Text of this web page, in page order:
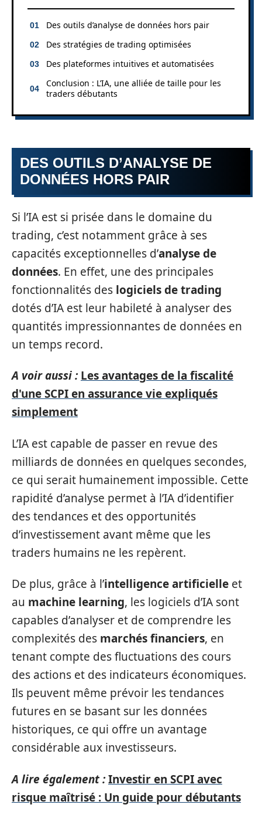
Des outils d’analyse de données hors pair
Des stratégies de trading optimisées
Des plateformes intuitives et automatisées
Conclusion : L’IA, une alliée de taille pour les
traders débutants
DES OUTILS D’ANALYSE DE
DONNÉES HORS PAIR
Si l’IA est si prisée dans le domaine du
trading, c’est notamment grâce à ses
capacités exceptionnelles d’analyse de
données. En effet, une des principales
fonctionnalités des logiciels de trading
dotés d’IA est leur habileté à analyser des
quantités impressionnantes de données en
un temps record.
A voir aussi : Les avantages de la fiscalité
d'une SCPI en assurance vie expliqués
simplement
L’IA est capable de passer en revue des
milliards de données en quelques secondes,
ce qui serait humainement impossible. Cette
rapidité d’analyse permet à l’IA d’identifier
des tendances et des opportunités
d’investissement avant même que les
traders humains ne les repèrent.
De plus, grâce à l’intelligence artificielle et
au machine learning, les logiciels d’IA sont
capables d’analyser et de comprendre les
complexités des marchés financiers, en
tenant compte des fluctuations des cours
des actions et des indicateurs économiques.
Ils peuvent même prévoir les tendances
futures en se basant sur les données
historiques, ce qui offre un avantage
considérable aux investisseurs.
A lire également :Investir en SCPI avec
risque maîtrisé : Un guide pour débutants